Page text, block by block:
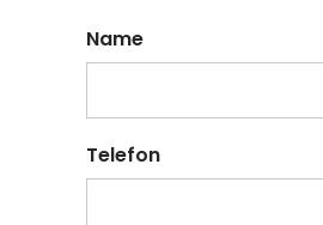
Name
Telefon